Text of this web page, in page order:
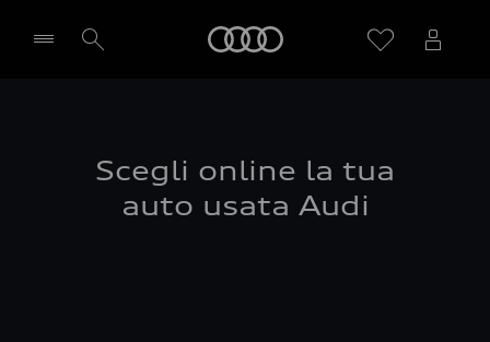
Scegli online la tua
auto usata Audi